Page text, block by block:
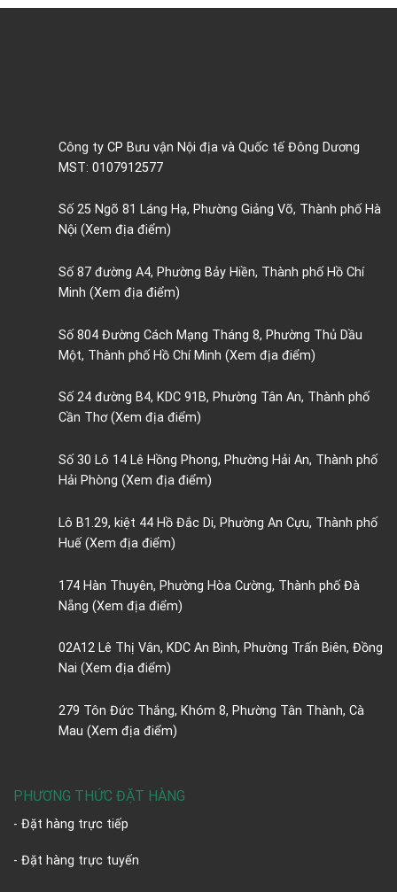
Công ty CP Bưu vận Nội địa và Quốc tế Đông Dương
MST: 0107912577
Số 25 Ngõ 81 Láng Hạ, Phường Giảng Võ, Thành phố Hà
Nội (Xem địa điểm)
Số 87 đường A4, Phường Bảy Hiền, Thành phố Hồ Chí
Minh (Xem địa điểm)
Số 804 Đường Cách Mạng Tháng 8, Phường Thủ Dầu
Một, Thành phố Hồ Chí Minh (Xem địa điểm)
Số 24 đường B4, KDC 91B, Phường Tân An, Thành phố
Cần Thơ(Xem địa điểm)
Số 30 Lô 14 Lê Hồng Phong, Phường Hải An, Thành phố
Hải Phòng (Xem địa điểm)
Lô B1.29, kiệt 44 Hồ Đắc Di, Phường An Cựu, Thành phố
Huế (Xem địa điểm)
174 Hàn Thuyên, Phường Hòa Cường, Thành phố Đà
Nẵng (Xem địa điểm)
02A12 Lê Thị Vân, KDC An Bình, Phường Trấn Biên, Đồng
Nai (Xem địa điểm)
279 Tôn Đức Thắng, Khóm 8, Phường Tân Thành, Cà
Mau (Xem địa điểm)
PHƯƠNG THỨC ĐẶT HÀNG
- Đặt hàng trực tiếp
- Đặt hàng trực tuyến